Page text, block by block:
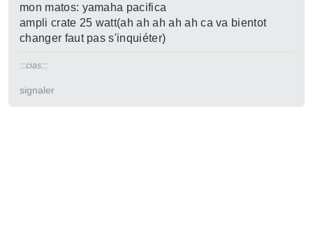
mon matos: yamaha pacifica
ampli crate 25 watt(ah ah ah ah ah ca va bientot
changer faut pas s'inquiéter)
:::cias:::
signaler